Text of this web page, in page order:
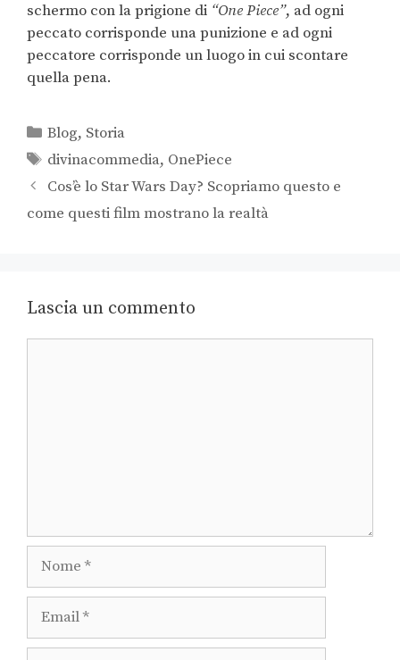
schermo con la prigione di “One Piece”, ad ogni
peccato corrisponde una punizione e ad ogni
peccatore corrisponde un luogo in cui scontare
quella pena.
Blog, Storia
divinacommedia, OnePiece
Cos’è lo Star Wars Day? Scopriamo questo e
come questi film mostrano la realtà
Lascia un commento